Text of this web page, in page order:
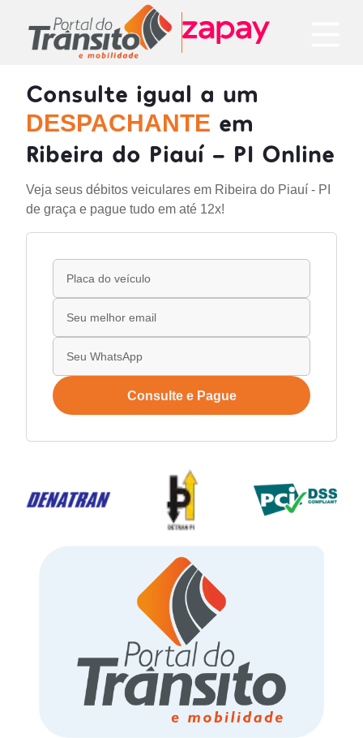
Consulte igual a um
DESPACHANTE em
Ribeira do Piauí - PI Online
Veja seus débitos veiculares em Ribeira do Piauí - PI
de graça e pague tudo em até 12x!
Consulte e Pague